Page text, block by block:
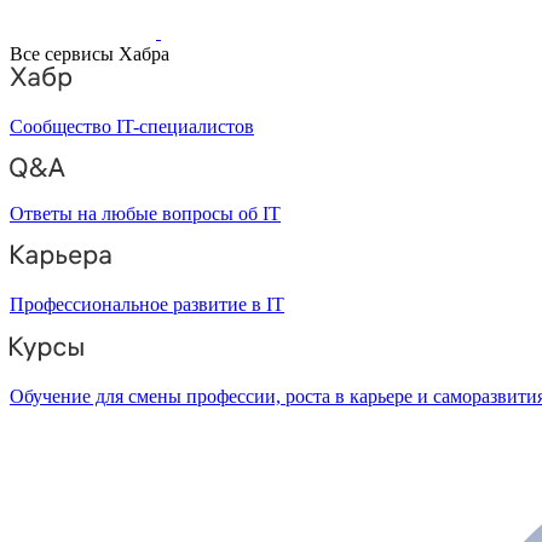
Все сервисы Хабра
Сообщество IT-специалистов
Ответы на любые вопросы об IT
Профессиональное развитие в IT
Обучение для смены профессии, роста в карьере и